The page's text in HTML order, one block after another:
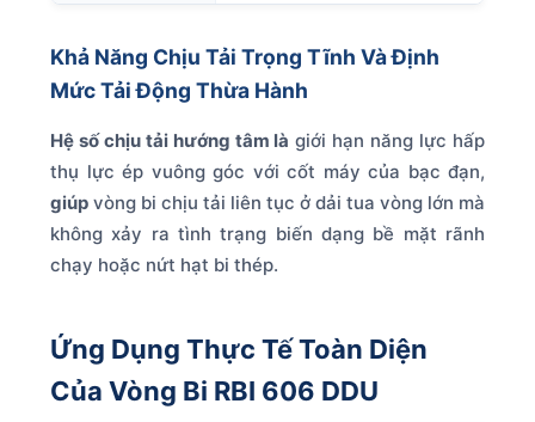
Khả Năng Chịu Tải Trọng Tĩnh Và Định
Mức Tải Động Thừa Hành
Hệ số chịu tải hướng tâm là giới hạn năng lực hấp
thụ lực ép vuông góc với cốt máy của bạc đạn,
giúp vòng bi chịu tải liên tục ở dải tua vòng lớn mà
không xảy ra tình trạng biến dạng bề mặt rãnh
chạy hoặc nứt hạt bi thép.
Ứng Dụng Thực Tế Toàn Diện
Của Vòng Bi RBI 606 DDU